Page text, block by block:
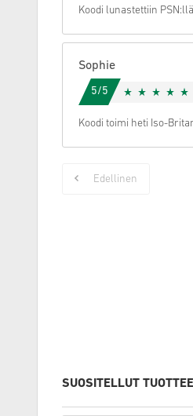
Koodi lunastettiin
Sophie
5/5
Koodi toimi heti Iso-
Edellinen
SUOSITELLUT